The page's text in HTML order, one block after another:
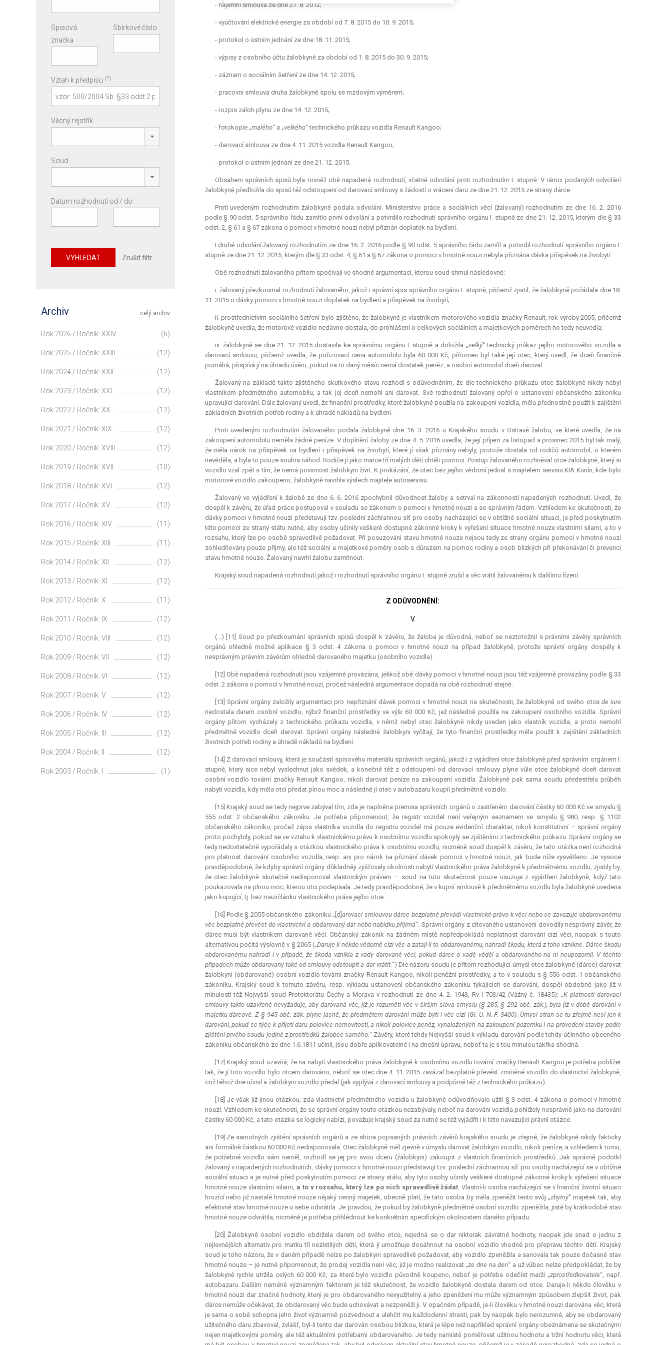
- nájemní smlouva ze dne 27. 8. 2012;
- vyúčtování elektrické energie za období od 7. 8. 2015 do 10. 9. 2015;
- protokol o ústním jednání ze dne 18. 11. 2015;
- výpisy z osobního účtu žalobkyně za období od 1. 8. 2015 do 30. 9. 2015;
- záznam o sociálním šetření ze dne 14. 12. 2015;
- pracovní smlouva druha žalobkyně spolu se mzdovým výměrem;
- rozpis záloh plynu ze dne 14. 12. 2015;
- fotokopie „malého“ a „velkého“ technického průkazu vozidla Renault Kangoo;
- darovací smlouva ze dne 4. 11. 2015 vozidla Renault Kangoo;
- protokol o ústním jednání ze dne 21. 12. 2015.
Obsahem správních spisů byla rovněž obě napadená rozhodnutí, včetně odvolání proti rozhodnutím I. stupně. V rámci podaných odvolání
žalobkyně předložila do spisů též odstoupení od darovací smlouvy s žádostí o vrácení daru ze dne 21. 12. 2015 ze strany dárce.
Proti uvedeným rozhodnutím žalobkyně podala odvolání. Ministerstvo práce a sociálních věcí (žalovaný) rozhodnutím ze dne 16. 2. 2016
podle § 90 odst. 5 správního řádu zamítlo první odvolání a potvrdilo rozhodnutí správního orgánu I. stupně ze dne 21. 12. 2015, kterým dle § 33
odst. 2, § 61 a § 67 zákona o pomoci v hmotné nouzi nebyl přiznán doplatek na bydlení.
I druhé odvolání žalovaný rozhodnutím ze dne 16. 2. 2016 podle § 90 odst. 5 správního řádu zamítl a potvrdil rozhodnutí správního orgánu I.
stupně ze dne 21. 12. 2015, kterým dle § 33 odst. 4, § 61 a § 67 zákona o pomoci v hmotné nouzi nebyla přiznána dávka příspěvek na živobytí.
Obě rozhodnutí žalovaného přitom spočívají ve shodné argumentaci, kterou soud shrnul následovně:
i. žalovaný přezkoumal rozhodnutí žalovaného, jakož i správní spis správního orgánu I. stupně, přičemž zjistil, že žalobkyně požádala dne 18.
11. 2015 o dávky pomoci v hmotné nouzi doplatek na bydlení a příspěvek na živobytí;
ii. prostřednictvím sociálního šetření bylo zjištěno, že žalobkyně je vlastníkem motorového vozidla značky Renault, rok výroby 2005, přičemž
žalobkyně uvedla, že motorové vozidlo nedávno dostala, do prohlášení o celkových sociálních a majetkových poměrech ho tedy neuvedla;
iii. žalobkyně se dne 21. 12. 2015 dostavila ke správnímu orgánu I. stupně a doložila „velký“ technický průkaz jejího motorového vozidla a
darovací smlouvu, přičemž uvedla, že pořizovací cena automobilu byla 60 000 Kč, přítomen byl také její otec, který uvedl, že dceři finančně
pomáhá, přispívá jí na úhradu úvěru, pokud na to daný měsíc nemá dostatek peněz, a osobní automobil dceři daroval.
Žalovaný na základě takto zjištěného skutkového stavu rozhodl s odůvodněním, že dle technického průkazu otec žalobkyně nikdy nebyl
vlastníkem předmětného automobilu, a tak jej dceři nemohl ani darovat. Své rozhodnutí žalovaný opřel o ustanovení občanského zákoníku
upravující darování. Dále žalovaný uvedl, že finanční prostředky, které žalobkyně použila na zakoupení vozidla, měla přednostně použít k zajištění
základních životních potřeb rodiny a k úhradě nákladů na bydlení.
Proti uvedeným rozhodnutím žalovaného podala žalobkyně dne 16. 3. 2016 u Krajského soudu v Ostravě žalobu, ve které uvedla, že na
zakoupení automobilu neměla žádné peníze. V doplnění žaloby ze dne 4. 5. 2016 uvedla, že její příjem za listopad a prosinec 2015 byl tak malý,
že měla nárok na příspěvek na bydlení i příspěvek na živobytí, které jí však přiznány nebyly, protože dostala od rodičů automobil, o kterém
nevěděla, a byla to pouze souhra náhod. Rodiče jí jako matce tří malých dětí chtěli pomoci. Postup žalovaného rozhněval otce žalobkyně, který si
vozidlo vzal zpět s tím, že nemá povinnost žalobkyni živit. K prokázání, že otec bez jejího vědomí jednal s majitelem servisu KIA Kunín, kde bylo
motorové vozidlo zakoupeno, žalobkyně navrhla výslech majitele autoservisu.
Žalovaný ve vyjádření k žalobě ze dne 6. 6. 2016 zpochybnil důvodnost žaloby a setrval na zákonnosti napadených rozhodnutí. Uvedl, že
dospěl k závěru, že úřad práce postupoval v souladu se zákonem o pomoci v hmotné nouzi a se správním řádem. Vzhledem ke skutečnosti, že
dávky pomoci v hmotné nouzi představují tzv. poslední záchrannou síť pro osoby nacházející se v obtížné sociální situaci, je před poskytnutím
této pomoci ze strany státu nutné, aby osoby učinily veškeré dostupné zákonné kroky k vyřešení situace hmotné nouze vlastními silami, a to v
rozsahu, který lze po osobě spravedlivě požadovat. Při posuzování stavu hmotné nouze nejsou tedy ze strany orgánu pomoci v hmotné nouzi
zohledňovány pouze příjmy, ale též sociální a majetkové poměry osob s důrazem na pomoc rodiny a osob blízkých při překonávání či prevenci
stavu hmotné nouze. Žalovaný navrhl žalobu zamítnout.
Krajský soud napadená rozhodnutí jakož i rozhodnutí správního orgánu I. stupně zrušil a věc vrátil žalovanému k dalšímu řízení.
Z ODŮVODNĚNÍ:
V.
(...) [11] Soud po přezkoumání správních spisů dospěl k závěru, že žaloba je důvodná, neboť se neztotožnil s právními závěry správních
orgánů ohledně možné aplikace § 3 odst. 4 zákona o pomoci v hmotné nouzi na případ žalobkyně, protože správní orgány dospěly k
nesprávným právním závěrům ohledně darovaného majetku (osobního vozidla).
[12] Obě napadená rozhodnutí jsou vzájemně provázána, jelikož obě dávky pomoci v hmotné nouzi jsou též vzájemně provázány podle § 33
odst. 2 zákona o pomoci v hmotné nouzi, pročež následná argumentace dopadá na obě rozhodnutí stejně.
[13] Správní orgány založily argumentaci pro nepřiznání dávek pomoci v hmotné nouzi na skutečnosti, že žalobkyně od svého otce de iure
nedostala darem osobní vozidlo, nýbrž finanční prostředky ve výši 60 000 Kč, jež následně použila na zakoupení osobního vozidla. Správní
orgány přitom vycházely z technického průkazu vozidla, v němž nebyl otec žalobkyně nikdy uveden jako vlastník vozidla, a proto nemohl
předmětné vozidlo dceři darovat. Správní orgány následně žalobkyni vyčítají, že tyto finanční prostředky měla použít k zajištění základních
životních potřeb rodiny a úhradě nákladů na bydlení.
[14] Z darovací smlouvy, která je součástí spisového materiálu správních orgánů, jakož i z vyjádření otce žalobkyně před správním orgánem I.
stupně, který sice nebyl vyslechnut jako svědek, a konečně též z odstoupení od darovací smlouvy plyne vůle otce žalobkyně dceři darovat
osobní vozidlo tovární značky Renault Kangoo, nikoli darovat peníze na zakoupení vozidla. Žalobkyně pak sama soudu předestřela průběh
nabytí vozidla, kdy měla otci předat plnou moc a následně jí otec v autobazaru koupil předmětné vozidlo.
[15] Krajský soud se tedy nejprve zabýval tím, zda je naplněnapremisa správních orgánů o zastřeném darování částky 60 000 Kč ve smyslu §
555 odst. 2 občanského zákoníku. Je potřeba připomenout, že registr vozidel není veřejným seznamem ve smyslu § 980, resp. § 1102
občanského zákoníku, pročež zápis vlastníka vozidla do registru vozidel má pouze evidenční charakter, nikoli konstitutivní – správní orgány
proto pochybily, pokud se ve vztahu k vlastnickému právu k osobnímu vozidlu spokojily se zjištěními z technického průkazu. Správní orgány se
tedy nedostatečně vypořádaly s otázkou vlastnického práva k osobnímu vozidlu, nicméně soud dospěl k závěru, že tato otázka není rozhodná
pro platnost darování osobního vozidla, resp. ani pro nárok na přiznání dávek pomoci v hmotné nouzi, jak bude níže vysvětleno. Je vysoce
pravděpodobné, že kdyby správní orgány důkladněji zjišťovaly okolnosti nabytí vlastnického práva žalobkyně k předmětnému vozidlu, zjistily by,
že otec žalobkyně skutečně nedisponoval vlastnickým právem – soud na tuto skutečnost pouze usuzuje z vyjádření žalobkyně, když tato
poukazovala na plnou moc, kterou otci podepsala. Je tedy pravděpodobné, že v kupní smlouvě k předmětnému vozidlu byla žalobkyně uvedena
jako kupující, tj. bez mezičlánku vlastnického práva jejího otce.
[16] Podle § 2055 občanského zákoníku „[d]arovací smlouvou dárce bezplatně převádí vlastnické právo k věci nebo se zavazuje obdarovanému
věc bezplatně převést do vlastnictví a obdarovaný dar nebo nabídku přijímá“. Správní orgány z citovaného ustanovení dovodily nesprávný závěr, že
dárce musí být vlastníkem darované věci. Občanský zákoník na žádném místě nepředpokládá neplatnost darování cizí věci, naopak s touto
alternativou počítá výslovně v § 2065 („Daruje-li někdo vědomě cizí věc a zatají-li to obdarovanému, nahradí škodu, která z toho vznikne. Dárce škodu
obdarovanému nahradí i v případě, že škoda vznikla z vady darované věci, pokud dárce o vadě věděl a obdarovaného na ni neupozornil. V těchto
případech může obdarovaný také od smlouvy odstoupit a dar vrátit.“) Dle názoru soudu je přitom rozhodující úmysl otce žalobkyně (dárce) darovat
žalobkyni (obdarované) osobní vozidlo tovární značky Renault Kangoo, nikoli peněžní prostředky, a to v souladu s § 556 odst. 1 občanského
zákoníku. Krajský soud k tomuto závěru, resp. výkladu ustanovení občanského zákoníku týkajících se darování, dospěl obdobně jako již v
minulosti též Nejvyšší soud Protektorátu Čechy a Morava v rozhodnutí ze dne 4. 2. 1943, Rv I 703/42 (Vážný č. 18435): „K platnosti darovací
smlouvy takto uzavřené nevyžaduje, aby darovaná věc, jíž je rozuměti věc v širším slova smyslu (§ 285, § 292 obč. zák.), byla již v době darování v
majetku dárcově. Z § 945 obč. zák. plyne jasně, že předmětem darování může býti i věc cizí (Gl. U. N. F. 3400). Úmysl stran se tu zřejmě nesl jen k
darování, pokud se týče k přijetí daru polovice nemovitostí, a nikoli polovice peněz, vynaložených na zakoupení pozemku i na provedení stavby podle
zjištění prvého soudu jedině z prostředků žalobce samého.“ Závěry, které tehdy Nejvyšší soud k výkladu darování podle tehdy účinného obecného
zákoníku občanského ze dne 1.6.1811 učinil, jsou dobře aplikovatelné i na dnešní úpravu, neboť ta je s tou minulou takřka shodná.
[17] Krajský soud uzavírá, že na nabytí vlastnického práva žalobkyně k osobnímu vozidlu tovární značky Renault Kangoo je potřeba pohlížet
tak, že jí toto vozidlo bylo otcem darováno, neboť se otec dne 4. 11. 2015 zavázal bezplatně převést zmíněné vozidlo do vlastnictví žalobkyně,
což téhož dne učinil a žalobkyni vozidlo předal (jak vyplývá z darovací smlouvy a podpůrně též z technického průkazu).
[18] Je však již jinou otázkou, zda vlastnictví předmětného vozidla u žalobkyně odůvodňovalo užití § 3 odst. 4 zákona o pomoci v hmotné
nouzi. Vzhledem ke skutečnosti, že se správní orgány touto otázkou nezabývaly, neboť na darování vozidla pohlížely nesprávně jako na darování
částky 60 000 Kč, a tato otázka se logický nabízí, považuje krajský soud za nutné se též vyjádřit i k této navazující právní otázce.
[19] Ze samotných zjištění správních orgánů a ze shora popsaných právních závěrů krajského soudu je zřejmé, že žalobkyně nikdy fakticky
ani formálně částkou 60 000 Kč nedisponovala. Otec žalobkyně měl zjevně v úmyslu darovat žalobkyni vozidlo, nikoli peníze, a vzhledem k tomu,
že potřebné vozidlo sám neměl, rozhodl se jej pro svou dceru (žalobkyni) zakoupit z vlastních finančních prostředků. Jak správně podotkl
žalovaný v napadených rozhodnutích, dávky pomoci v hmotné nouzi představují tzv. poslední záchrannou síť pro osoby nacházející se v obtížné
sociální situaci a je nutné před poskytnutím pomoci ze strany státu, aby tyto osoby učinily veškeré dostupné zákonné kroky k vyřešení situace
hmotné nouze vlastními silami, a to v rozsahu, který lze po nich spravedlivě žádat. Vlastní-li osoba nacházející se v hraniční životní situaci
hrozící nebo již nastalé hmotné nouze nějaký cenný majetek, obecně platí, že tato osoba by měla zpeněžit tento svůj „zbytný“ majetek tak, aby
efektivně stav hmotné nouze u sebe odvrátila. Je pravdou, že pokud by žalobkyně předmětné osobní vozidlo zpeněžila, jistě by krátkodobě stav
hmotné nouze odvrátila, nicméně je potřeba přihlédnout ke konkrétním specifickým okolnostem daného případu.
[20] Žalobkyně osobní vozidlo obdržela darem od svého otce, nejedná se o dar nikterak závratné hodnoty, naopak jde snad o jednu z
nejlevnějších alternativ pro matku tří nezletilých dětí, která jí umožňuje dosáhnout na osobní vozidlo vhodné pro přepravu těchto dětí. Krajský
soud je toho názoru, že v daném případě nelze po žalobkyni spravedlivě požadovat, aby vozidlo zpeněžila a sanovala tak pouze dočasně stav
hmotné nouze – je nutné připomenout, že prodej vozidla není věc, již je možno realizovat „ze dne na den“ a už vůbec nelze předpokládat, že by
žalobkyně rychle utržila celých 60 000 Kč, za které bylo vozidlo původně koupeno, neboť je potřeba odečíst marži „zprostředkovatele“, např.
autobazaru. Dalším neméně významným faktorem je též skutečnost, že vozidlo žalobkyně dostala darem od otce. Daruje-li někdo člověku v
hmotné nouzi dar značné hodnoty, který je pro obdarovaného nevyužitelný a jeho zpeněžení mu může významným způsobem zlepšit život, pak
dárce nemůže očekávat, že obdarovaný věc bude uchovávat a nezpeněží ji. V opačném případě, je-li člověku v hmotné nouzi darována věc, která
je sama o sobě schopna jeho život významně pozvednout a ulehčit mu každodenní strasti, pak by naopak bylo nerozumné, aby se obdarovaný
užitečného daru zbavoval, zvlášť, byl-li tento dar darován osobou blízkou, která je lépe než například správní orgány obeznámena se skutečnými
nejen majetkovými poměry, ale též aktuálními potřebami obdarovaného. Je tedy namístě poměřovat užitnou hodnotu a tržní hodnotu věci, která
Spisová
značka
Sbírkové číslo
Vztah k předpisu (?)
Věcný rejstřík
Soud
Datum rozhodnutí od / do
VYHLEDAT Zrušit filtr
celý archiv
Archiv
Rok 2026 / Ročník: XXIV (6)
Rok 2025 / Ročník: XXIII (12)
Rok 2024 / Ročník: XXII (12)
Rok 2023 / Ročník: XXI (12)
Rok 2022 / Ročník: XX (12)
Rok 2021 / Ročník: XIX (12)
Rok 2020 / Ročník: XVIII (12)
Rok 2019 / Ročník: XVII (10)
Rok 2018 / Ročník: XVI (12)
Rok 2017 / Ročník: XV (12)
Rok 2016 / Ročník: XIV (11)
Rok 2015 / Ročník: XIII (11)
Rok 2014 / Ročník: XII (12)
Rok 2013 / Ročník: XI (12)
Rok 2012 / Ročník: X (11)
Rok 2011 / Ročník: IX (12)
Rok 2010 / Ročník: VIII (12)
Rok 2009 / Ročník: VII (12)
Rok 2008 / Ročník: VI (12)
Rok 2007 / Ročník: V (12)
Rok 2006 / Ročník: IV (12)
Rok 2005 / Ročník: III (12)
Rok 2004 / Ročník: II (12)
Rok 2003 / Ročník: I (1)